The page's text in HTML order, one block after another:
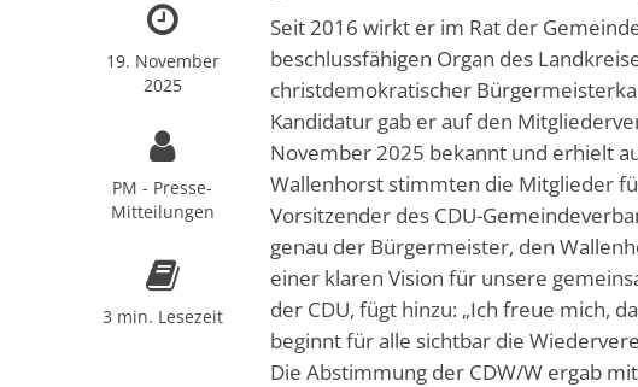
19. November
2025
PM - Presse-
Mitteilungen
3 min. Lesezeit
Seit 2016 wirkt er im Rat der
beschlussfähigen Organ des
christdemokratischer
Kandidatur gab er auf den
November 2025 bekannt und erhielt
Wallenhorst stimmten die Mitglieder
Vorsitzender des CDU-
genau der Bürgermeister, den
einer klaren Vision für unsere
der CDU, fügt hinzu: „Ich freue mich,
beginnt für alle sichtbar die
Die Abstimmung der CDW/W ergab